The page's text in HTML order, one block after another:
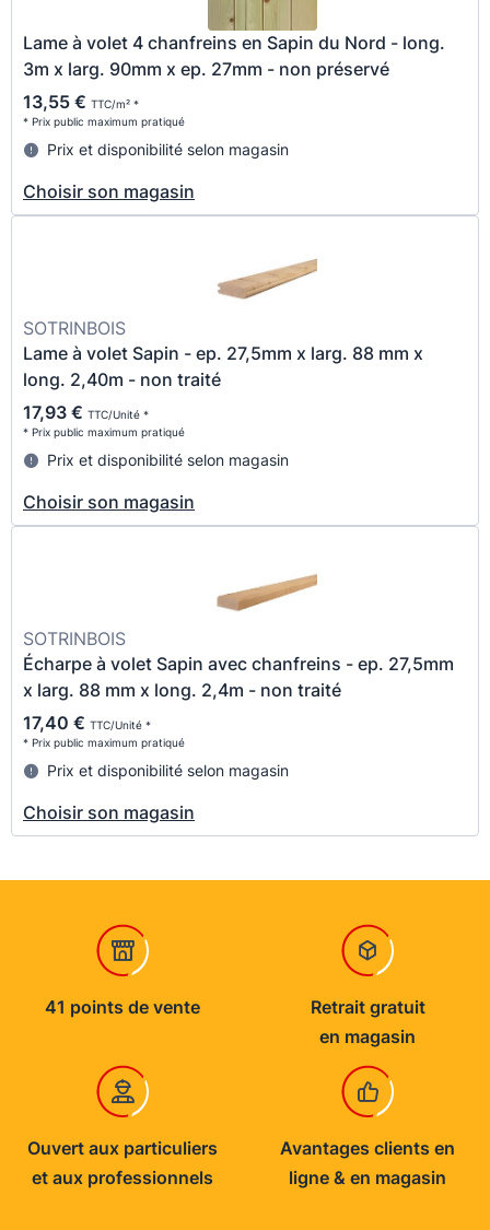
Lame à volet 4 chanfreins en Sapin du Nord - long.
3m x larg. 90mm x ep. 27mm - non préservé
13,55 € TTC/m² *
* Prix public maximum pratiqué
Prix et disponibilité selon magasin
Choisir son magasin
SOTRINBOIS
Lame à volet Sapin - ep. 27,5mm x larg. 88 mm x
long. 2,40m - non traité
17,93 € TTC/Unité *
* Prix public maximum pratiqué
Prix et disponibilité selon magasin
Choisir son magasin
SOTRINBOIS
Écharpe à volet Sapin avec chanfreins - ep. 27,5mm
x larg. 88 mm x long. 2,4m - non traité
17,40 € TTC/Unité *
* Prix public maximum pratiqué
Prix et disponibilité selon magasin
Choisir son magasin
41 points de vente
Retrait gratuit
en magasin
Ouvert aux particuliers
et aux professionnels
Avantages clients en
ligne & en magasin